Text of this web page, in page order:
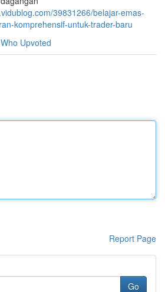
39831266/belajar-emas-
komprehensif-untuk-trader-baru
Who Upvoted
Report Page
Go